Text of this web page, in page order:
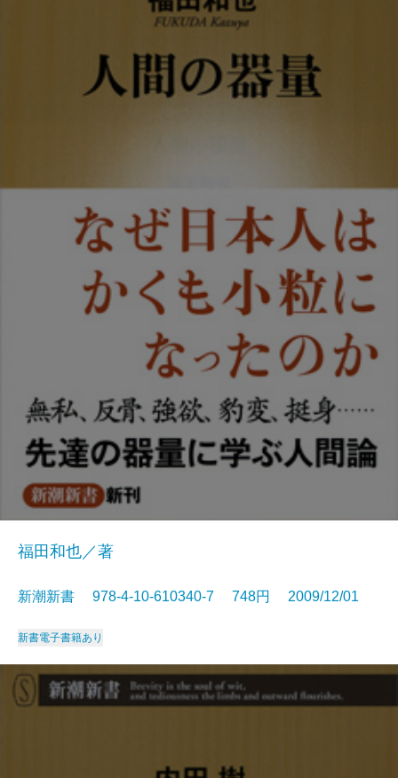
福田和也／著
新潮新書 978-4-10-610340-7 748円 2009/12/01
新書電子書籍あり